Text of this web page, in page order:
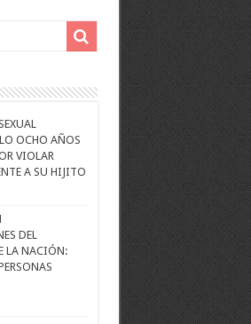
OCHO AÑOS
VIOLAR
A SU HIJITO
DEL
LA NACIÓN: